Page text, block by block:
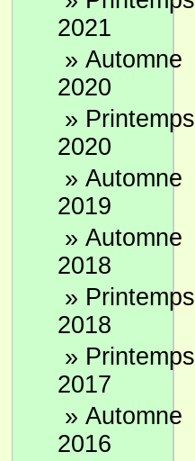
2021
» Automne
2020
» Printemps
2020
» Automne
2019
» Automne
2018
» Printemps
2018
» Printemps
2017
» Automne
2016